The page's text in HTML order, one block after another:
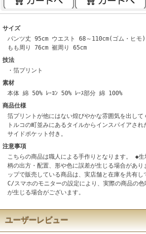
サイズ
パンツ丈 95cm ウエスト 68～110cm(ゴム・ヒ
もも周り 76cm 裾周り 65cm
技法
・箔プリント
素材
本体 綿 50% ﾚｰﾖﾝ 50% ﾚｰｽ部分 綿 100%
商品仕様
箔プリントが他にはない煌びやかな雰囲気を出して
トルコの町並みにあるタイルからインスパイアされ
サイドポケット付き。
注意事項
こちらの商品は職人による手作りとなります。 ◆
柄の出方・配置、形や色に誤差が生じる場合があ
ップで販売している商品は、実店舗と在庫を共有
C/スマホのモニターの設定により、実際の商品の
が生じる場合がございます。
ユーザーレビュー